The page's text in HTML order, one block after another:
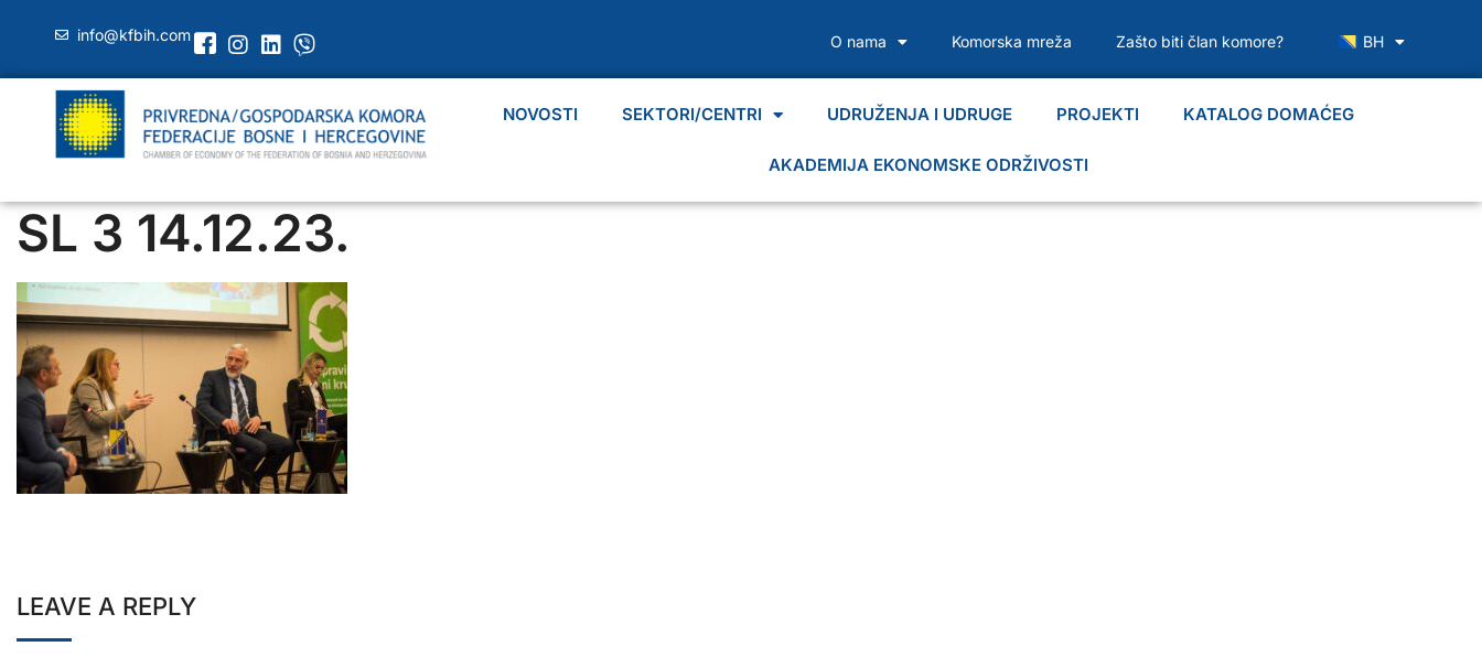
info@kfbih.com O nama Komorska mreža Zašto biti član komore? BH
NOVOSTI SEKTORI/CENTRI UDRUŽENJA I UDRUGE PROJEKTI KATALOG DOMAĆEG
AKADEMIJA EKONOMSKE ODRŽIVOSTI
SL 3 14.12.23.
LEAVE A REPLY